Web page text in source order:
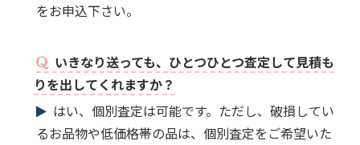
をお申込下さい。
いきなり送っても、ひとつひとつ査定して見積も
りを出してくれますか？
はい、個別査定は可能です。ただし、破損してい
るお品物や低価格帯の品は、個別査定をご希望いた